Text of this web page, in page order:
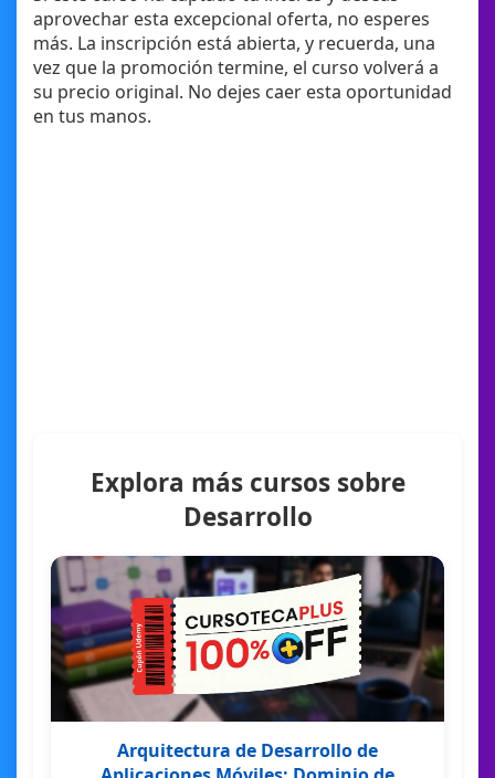
aprovechar esta excepcional oferta, no esperes
más. La inscripción está abierta, y recuerda, una
vez que la promoción termine, el curso volverá a
su precio original. No dejes caer esta oportunidad
en tus manos.
Explora más cursos sobre
Desarrollo
Arquitectura de Desarrollo de